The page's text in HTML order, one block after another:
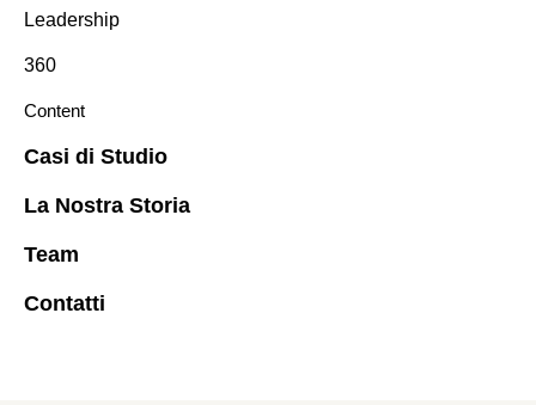
Leadership
360
Content
Casi di Studio
La Nostra Storia
Team
Contatti